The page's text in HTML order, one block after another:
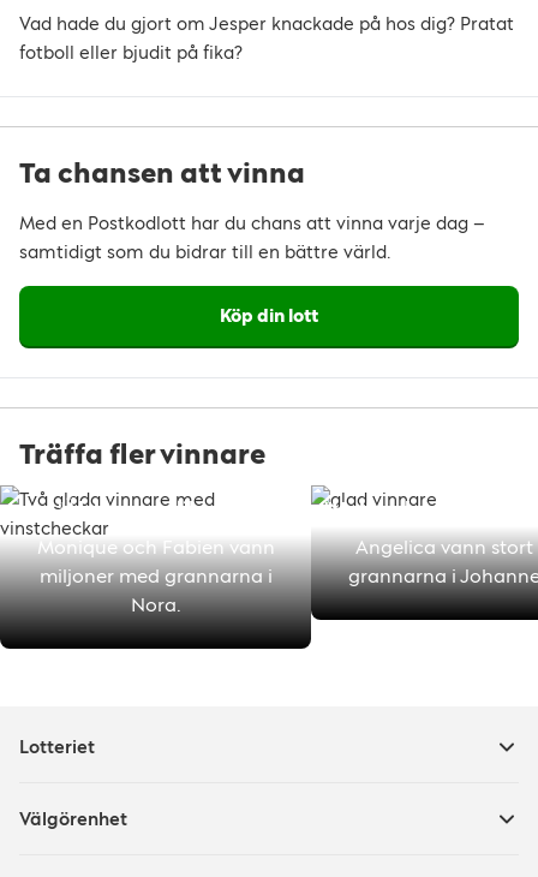
Vad hade du gjort om Jesper knackade på hos dig? Pratat
fotboll eller bjudit på fika?
Ta chansen att vinna
Med en Postkodlott har du chans att vinna varje dag –
samtidigt som du bidrar till en bättre värld.
Köp din lott
Träffa fler vinnare
"Älskar er allihopa!"
Monique och Fabien vann
miljoner med grannarna i
Nora.
"Helt galet – jag
Angelica vann stort
grannarna i
Lotteriet
Välgörenhet